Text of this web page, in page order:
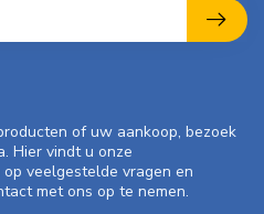
of uw aankoop, bezoek
Hier vindt u onze
veelgestelde vragen en
met ons op te nemen.